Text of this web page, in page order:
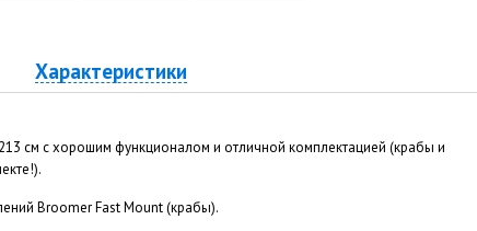
Характеристики
см с хорошим функционалом и отличной комплектацией (крабы и
Broomer Fast Mount (крабы).